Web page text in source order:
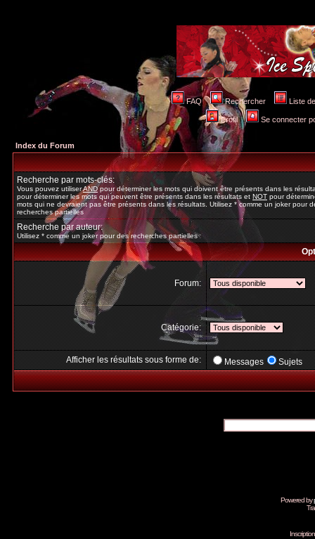
FAQ Rechercher Liste
Profil Se connecter
Index du Forum
Recherche par mots-clés:
Vous pouvez utiliserANDpour déterminer les mots qui doivent être présents dans les
pour déterminer les mots qui peuvent être présents dans les résultats etNOTpour
mots qui ne devraient pas être présents dans les résultats. Utilisez * comme un joker pour
recherches partielles
Recherche par auteur:
Utilisez * comme un joker pour des recherches partielles
Forum:
Catégorie:
Afficher les résultats sous forme de: Messages Sujets
Powered by